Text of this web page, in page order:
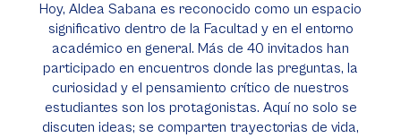
Hoy, Aldea Sabana es reconocido como un espacio
significativo dentro de la Facultad y en el entorno
académico en general. Más de 40 invitados han
participado en encuentros donde las preguntas, la
curiosidad y el pensamiento crítico de nuestros
estudiantes son los protagonistas. Aquí no solo se
discuten ideas; se comparten trayectorias de vida,